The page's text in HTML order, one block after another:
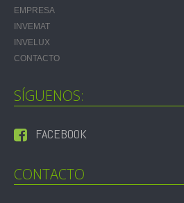
EMPRESA
INVEMAT
INVELUX
CONTACTO
SÍGUENOS:
FACEBOOK
CONTACTO